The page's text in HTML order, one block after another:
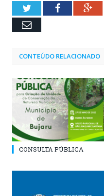
TwitterFacebook
Email
CONTEÚDO RELACIONADO
CONSULTA PÚBLICA